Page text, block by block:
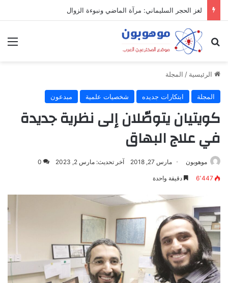
لغز الحجر السليماني: مرآة الماضي ونبوءة الزوال
بحث عن
الرئيسية / المجلة
المجلة ابتكارات جديده شخصيات علمية مبدعون
كويتيان يتوصّلان إلى نظرية جديدة
في علاج البهاق
موهوبون مارس 27, 2018 آخر تحديث: مارس 2, 2023 0
6٬447 دقيقة واحدة